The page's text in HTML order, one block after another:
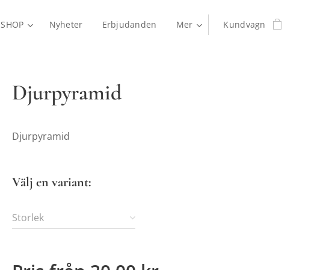
SHOP Nyheter Erbjudanden Mer Kundvagn
Djurpyramid
Djurpyramid
Välj en variant:
Storlek